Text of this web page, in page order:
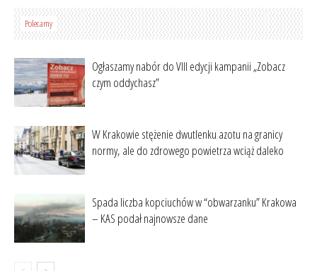
Polecamy
Ogłaszamy nabór do VIII edycji kampanii „Zobacz
czym oddychasz”
W Krakowie stężenie dwutlenku azotu na granicy
normy, ale do zdrowego powietrza wciąż daleko
Spada liczba kopciuchów w “obwarzanku” Krakowa
– KAS podał najnowsze dane